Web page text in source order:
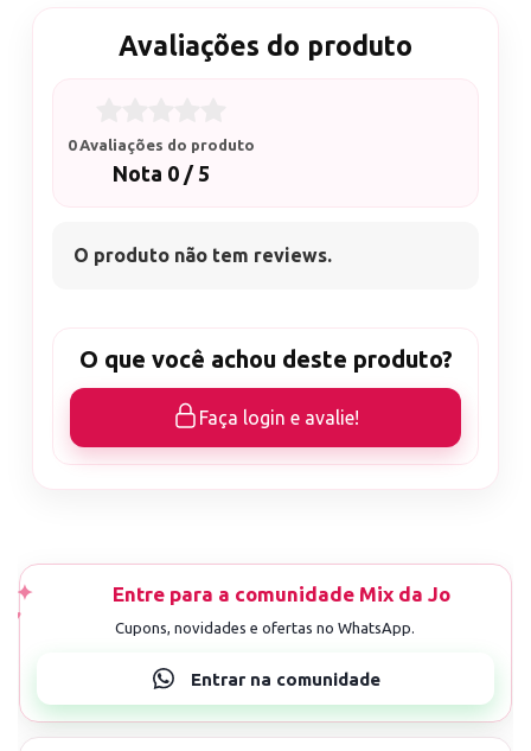
Avaliações do produto
0 Avaliações do produto
Nota 0 / 5
O produto não tem reviews.
O que você achou deste produto?
Faça login e avalie!